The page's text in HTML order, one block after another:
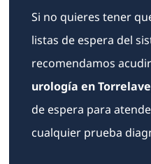
Si no quieres tener
listas de espera del
recomendamos
urología en
de espera para
cualquier prueba